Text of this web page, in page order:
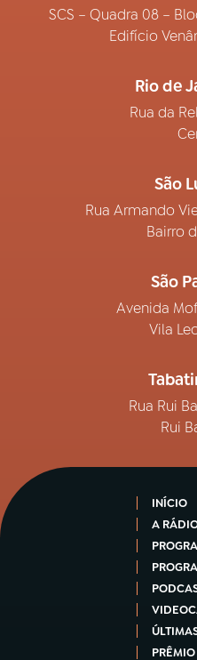
SCS – Quadra 08 –
Edifício
Rio de
Rua da
São
Rua Armando
Bairro
São
Avenida
Vila
Rua Rui
Rui
INÍCIO
A